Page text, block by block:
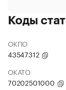
Коды
ОКПО
43547312
ОКАТО
70202501000